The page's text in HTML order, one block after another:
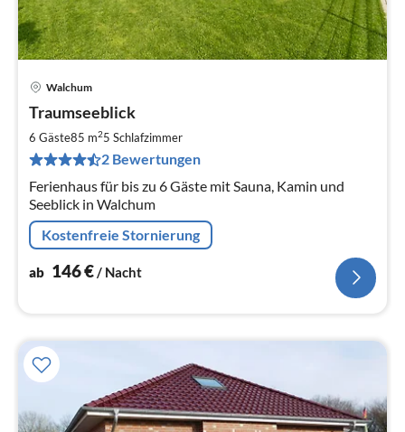
Walchum
Traumseeblick
6 Gäste85 m25 Schlafzimmer
2 Bewertungen
Ferienhaus für bis zu 6 Gäste mit Sauna, Kamin und
Seeblick in Walchum
Kostenfreie Stornierung
ab 146€/ Nacht